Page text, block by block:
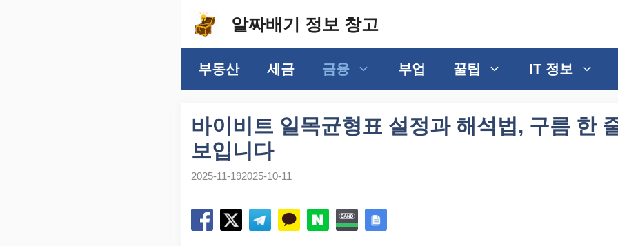
알짜배기 정보 창고
부동산 세금 금융 부업 꿀팁 IT 정보
바이비트 일목균형표 설정과 해석법, 구름 한
보입니다
2025-11-192025-10-11